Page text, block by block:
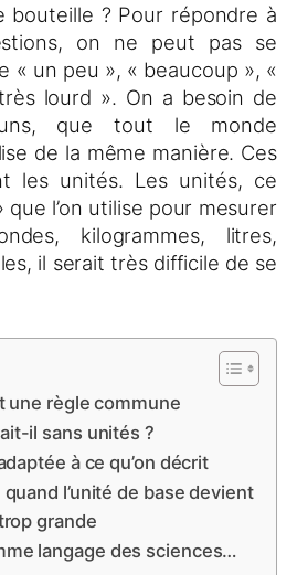
bouteille ? Pour répondre à
on ne peut pas se
« un peu », « beaucoup », «
lourd ». On a besoin de
que tout le monde
de la même manière. Ces
les unités. Les unités, ce
que l’on utilise pour mesurer
kilogrammes, litres,
il serait très difficile de se
une règle commune
il sans unités ?
à ce qu’on décrit
l’unité de base devient
grande
langage des sciences…